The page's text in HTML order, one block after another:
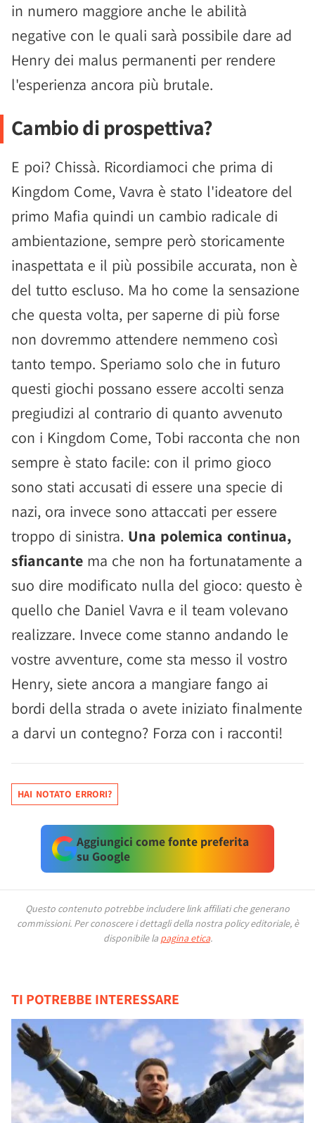
in numero maggiore anche le abilità
negative con le quali sarà possibile dare ad
Henry dei malus permanenti per rendere
l'esperienza ancora più brutale.
Cambio di prospettiva?
E poi? Chissà. Ricordiamoci che prima di
Kingdom Come, Vavra è stato l'ideatore del
primo Mafia quindi un cambio radicale di
ambientazione, sempre però storicamente
inaspettata e il più possibile accurata, non è
del tutto escluso. Ma ho come la sensazione
che questa volta, per saperne di più forse
non dovremmo attendere nemmeno così
tanto tempo. Speriamo solo che in futuro
questi giochi possano essere accolti senza
pregiudizi al contrario di quanto avvenuto
con i Kingdom Come, Tobi racconta che non
sempre è stato facile: con il primo gioco
sono stati accusati di essere una specie di
nazi, ora invece sono attaccati per essere
troppo di sinistra. Una polemica continua,
sfiancante ma che non ha fortunatamente a
suo dire modificato nulla del gioco: questo è
quello che Daniel Vavra e il team volevano
realizzare. Invece come stanno andando le
vostre avventure, come sta messo il vostro
Henry, siete ancora a mangiare fango ai
bordi della strada o avete iniziato finalmente
a darvi un contegno? Forza con i racconti!
HAI NOTATO ERRORI?
Aggiungici come fonte preferita
su Google
Questo contenuto potrebbe includere link affiliati che generano
commissioni. Per conoscere i dettagli della nostra policy editoriale, è
disponibile la pagina etica.
TI POTREBBE INTERESSARE